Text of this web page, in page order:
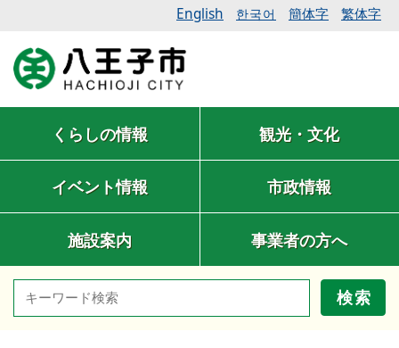
English 한국어 簡体字 繁体字
くらしの情報 観光・文化
イベント情報 市政情報
施設案内 事業者の方へ
検索